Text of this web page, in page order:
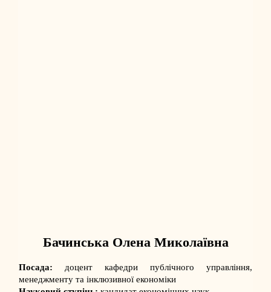
Бачинська Олена Миколаївна
Посада: доцент кафедри публічного управління,
менеджменту та інклюзивної економіки